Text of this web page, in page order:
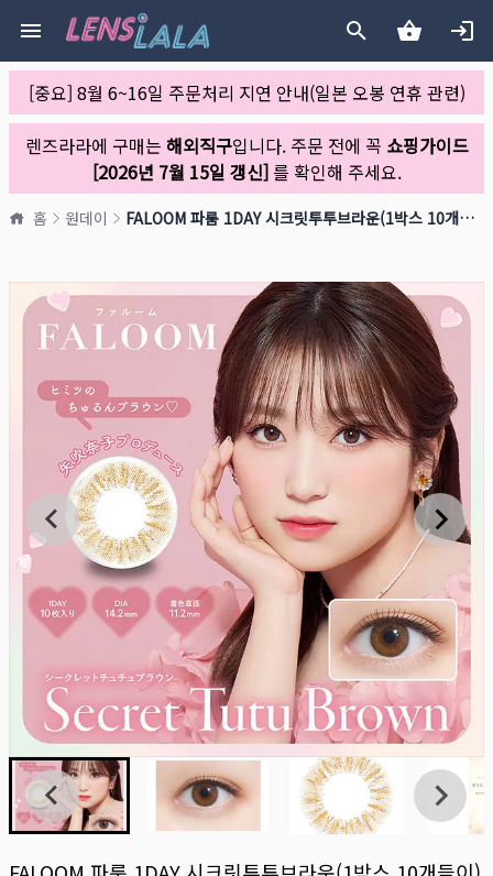
[중요] 8월 6~16일 주문처리 지연 안내(일본 오봉 연휴 관련)
렌즈라라에 구매는 해외직구입니다. 주문 전에 꼭 쇼핑가이드
[2026년 7월 15일 갱신]를 확인해 주세요.
홈 원데이 FALOOM 파룸 1DAY 시크릿투투브라운(1박스 10개들이)